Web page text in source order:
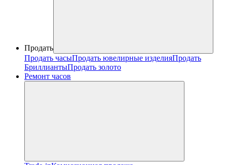
Продать
Продать часыПродать ювелирные изделияПродать
БриллиантыПродать золото
Ремонт часов